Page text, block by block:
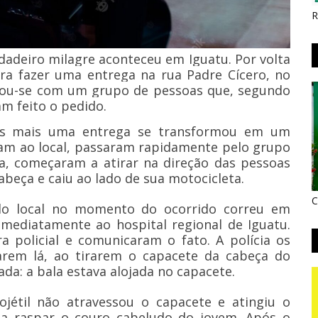
milagre aconteceu em Iguatu. Por volta
fazer uma entrega na rua Padre Cícero, no
se com um grupo de pessoas que, segundo
feito o pedido.
mais uma entrega se transformou em um
ao local, passaram rapidamente pelo grupo
começaram a atirar na direção das pessoas
e caiu ao lado de sua motocicleta.
local no momento do ocorrido correu em
ao hospital regional de Iguatu.
policial e comunicaram o fato. A polícia os
lá, ao tirarem o capacete da cabeça do
a bala estava alojada no capacete.
não atravessou o capacete e atingiu o